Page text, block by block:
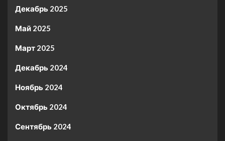
Декабрь 2025
Май 2025
Март 2025
Декабрь 2024
Ноябрь 2024
Октябрь 2024
Сентябрь 2024